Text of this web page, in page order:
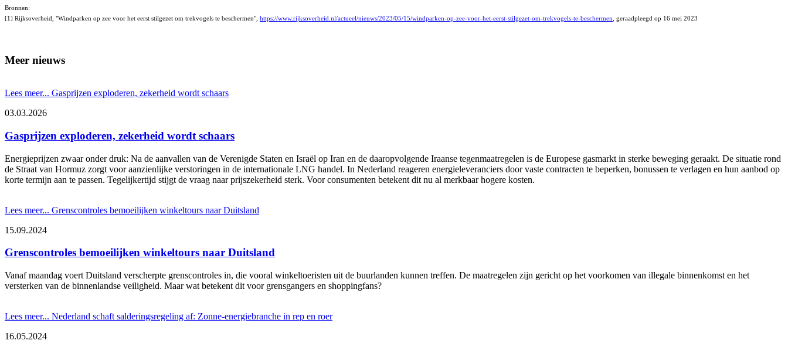
Bronnen:
[1] Rijksoverheid, "Windparken op zee voor het eerst stilgezet om trekvogels te beschermen", https://www.rijksoverheid.nl/actueel/nieuws/2023/05/15/windparken-op-zee-voor-het-eerst-stilgezet-om-trekvogels-te-beschermen , geraadpleegd op 16 mei 2023
Meer nieuws
Lees meer... Gasprijzen exploderen, zekerheid wordt schaars
03.03.2026
Gasprijzen exploderen, zekerheid wordt schaars
Energieprijzen zwaar onder druk: Na de aanvallen van de Verenigde Staten en Israël op Iran en de daaropvolgende Iraanse tegenmaatregelen is de Europese gasmarkt in sterke beweging geraakt. De situatie rond
de Straat van Hormuz zorgt voor aanzienlijke verstoringen in de internationale LNG handel. In Nederland reageren energieleveranciers door vaste contracten te beperken, bonussen te verlagen en hun aanbod op
korte termijn aan te passen. Tegelijkertijd stijgt de vraag naar prijszekerheid sterk. Voor consumenten betekent dit nu al merkbaar hogere kosten.
Lees meer... Grenscontroles bemoeilijken winkeltours naar Duitsland
15.09.2024
Grenscontroles bemoeilijken winkeltours naar Duitsland
Vanaf maandag voert Duitsland verscherpte grenscontroles in, die vooral winkeltoeristen uit de buurlanden kunnen treffen. De maatregelen zijn gericht op het voorkomen van illegale binnenkomst en het
versterken van de binnenlandse veiligheid. Maar wat betekent dit voor grensgangers en shoppingfans?
Lees meer... Nederland schaft salderingsregeling af: Zonne-energiebranche in rep en roer
16.05.2024